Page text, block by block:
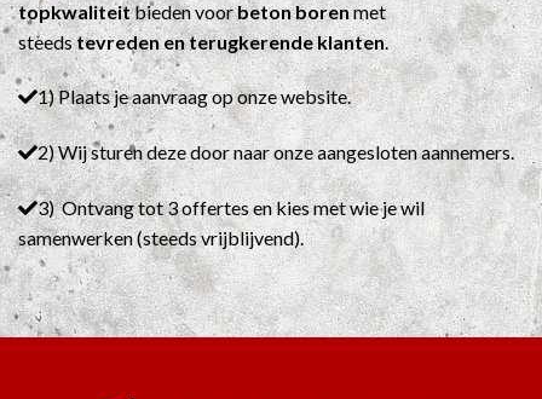
topkwaliteitbieden voorbeton borenmet
steedstevreden en terugkerende klanten.
1) Plaats je aanvraag op onze website.
2) Wij sturen deze door naar onze aangesloten aannemers.
3) Ontvang tot 3 offertes en kies met wie je wil
samenwerken (steeds vrijblijvend).